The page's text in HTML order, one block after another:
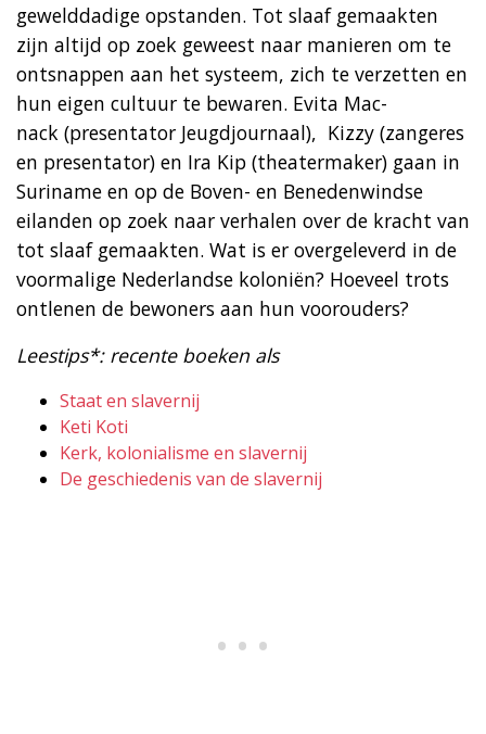
gewelddadige opstanden. Tot slaaf gemaakten
zijn altijd op zoek geweest naar manieren om te
ontsnappen aan het systeem, zich te verzetten en
hun eigen cultuur te bewaren. Evita Mac-
nack (presentator Jeugdjournaal), Kizzy (zangeres
en presentator) en Ira Kip (theatermaker) gaan in
Suriname en op de Boven- en Benedenwindse
eilanden op zoek naar verhalen over de kracht van
tot slaaf gemaakten. Wat is er overgeleverd in de
voormalige Nederlandse koloniën? Hoeveel trots
ontlenen de bewoners aan hun voorouders?
Leestips*: recente boeken als
Staat en slavernij
Keti Koti
Kerk, kolonialisme en slavernij
De geschiedenis van de slavernij